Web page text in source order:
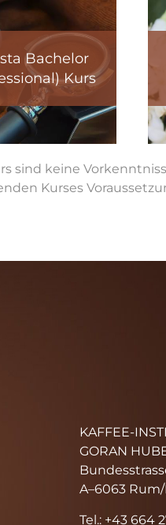
Bachelor
Kurs
sind keine
Kurses
KAFFEE-
GORAN
A–6063
Tel.: +43 664